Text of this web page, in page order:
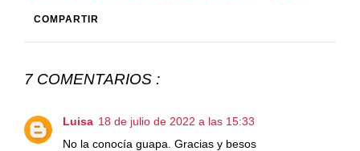
COMPARTIR
7 COMENTARIOS :
Luisa 18 de julio de 2022 a las 15:33
No la conocía guapa. Gracias y besos